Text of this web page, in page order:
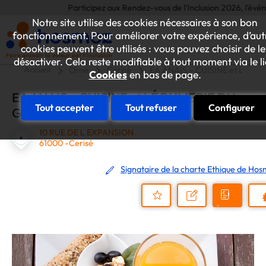
Notre site utilise des cookies nécessaires à son bon
fonctionnement. Pour améliorer votre expérience,
cookies peuvent être utilisés : vous pouvez choisir de
désactiver. Cela reste modifiable à tout moment via le
Cookiesen bas de page.
Tout accepter Tout refuser Configurer
Participez aux Rendez-vous de l'Inclusion 2026,
Accueil Cerisé EA ANAIS – CUISINE et
EA ANAIS – CUISINE et LÉGUMERIE DU
GRAND OUEST
10 RUE DE L EXPANSION
61000 -Cerisé
Signataire de la charte Ethique de
au
dossier
Nous
Demander